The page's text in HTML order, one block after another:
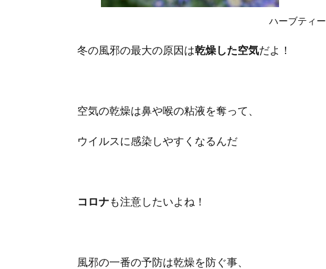
ハーブティー
冬の風邪の最大の原因は乾燥した空気だよ！
空気の乾燥は鼻や喉の粘液を奪って、
ウイルスに感染しやすくなるんだ
コロナも注意したいよね！
風邪の一番の予防は乾燥を防ぐ事、